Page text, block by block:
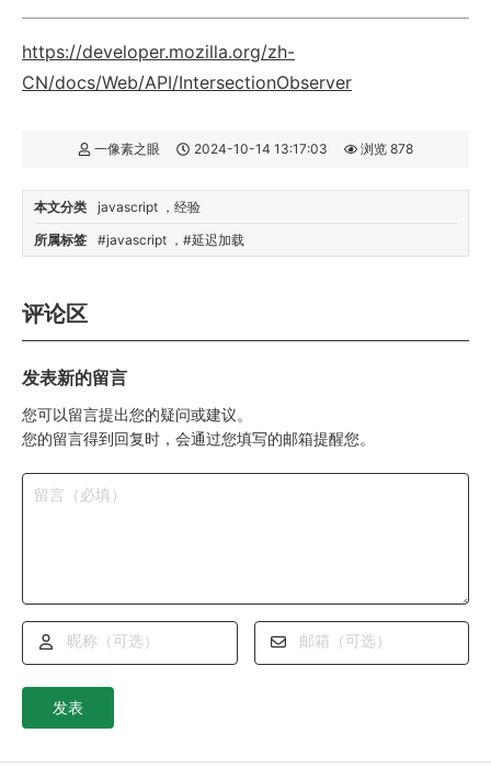
https://developer.mozilla.org/zh-
CN/docs/Web/API/IntersectionObserver
一像素之眼 2024-10-14 13:17:03 浏览 878
本文分类 javascript
经验
所属标签
javascript 延迟加载
评论区
发表新的留言
您可以留言提出您的疑问或建议。
您的留言得到回复时，会通过您填写的邮箱提醒您。